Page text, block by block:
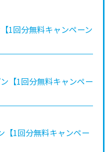
1回分無料キャンペーン
【1回分無料キャンペー
【1回分無料キャンペー